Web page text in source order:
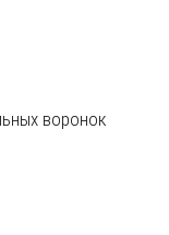
воронок